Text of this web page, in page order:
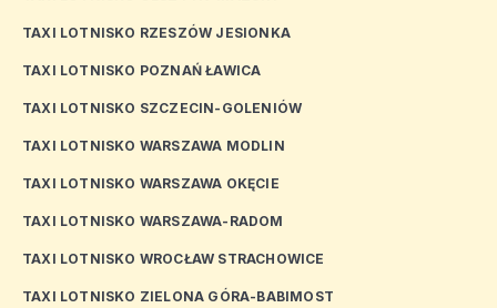
TAXI LOTNISKO RZESZÓW JESIONKA
TAXI LOTNISKO POZNAŃ ŁAWICA
TAXI LOTNISKO SZCZECIN-GOLENIÓW
TAXI LOTNISKO WARSZAWA MODLIN
TAXI LOTNISKO WARSZAWA OKĘCIE
TAXI LOTNISKO WARSZAWA-RADOM
TAXI LOTNISKO WROCŁAW STRACHOWICE
TAXI LOTNISKO ZIELONA GÓRA-BABIMOST